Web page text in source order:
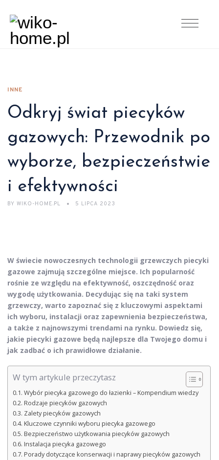
INNE
Odkryj świat piecyków
gazowych: Przewodnik po
wyborze, bezpieczeństwie
i efektywności
BY WIKO-HOME.PL 5 LIPCA 2023
W świecie nowoczesnych technologii grzewczych piecyki
gazowe zajmują szczególne miejsce. Ich popularność
rośnie ze względu na efektywność, oszczędność oraz
wygodę użytkowania. Decydując się na taki system
grzewczy, warto zapoznać się z kluczowymi aspektami
ich wyboru, instalacji oraz zapewnienia bezpieczeństwa,
a także z najnowszymi trendami na rynku. Dowiedz się,
jakie piecyki gazowe będą najlepsze dla Twojego domu i
jak zadbać o ich prawidłowe działanie.
W tym artykule przeczytasz
Wybór piecyka gazowego do łazienki – Kompendium wiedzy
Rodzaje piecyków gazowych
Zalety piecyków gazowych
Kluczowe czynniki wyboru piecyka gazowego
Bezpieczeństwo użytkowania piecyków gazowych
Instalacja piecyka gazowego
Porady dotyczące konserwacji i naprawy piecyków gazowych